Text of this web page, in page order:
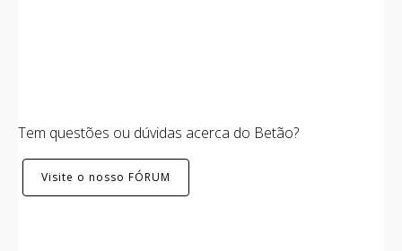
FORUM APEB
Contactos
Dia do betão 2025
Tem questões ou dúvidas acerca do Betão?
Visite o nosso FÓRUM